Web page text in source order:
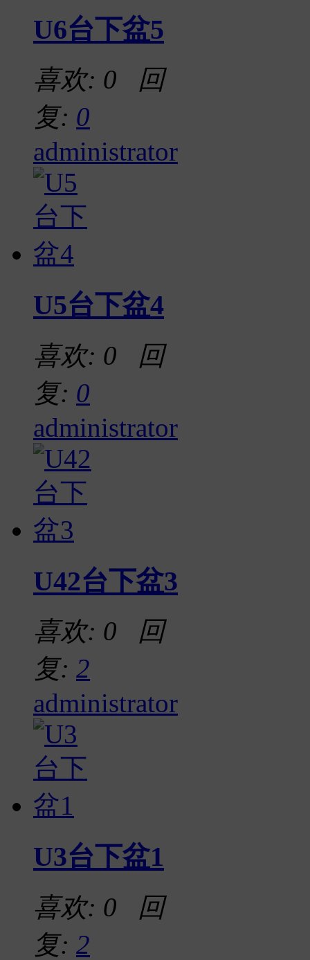
U6台下盆5
喜欢: 0 回
复: 0
administrator
U5台下盆4
喜欢: 0 回
复: 0
administrator
U42台下盆3
喜欢: 0 回
复: 2
administrator
U3台下盆1
喜欢: 0 回
复: 2